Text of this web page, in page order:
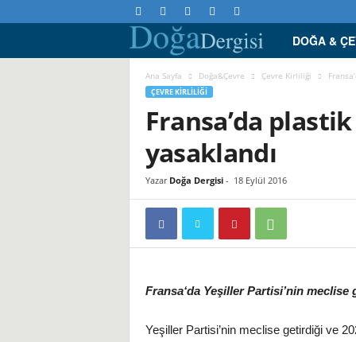
o
ğ
D
r
g
DOĞA &
Ana Sayfa Doğa&Çevre Çevre Kirliliği
ÇEVRE KIRLILIĞI
Fransa’da
yasaklandı
Yazar Doğa Dergisi- 18 Eylül 2016
Fransa‘da Yeşiller Partisi’nin meclise
Yeşiller Partisi’nin meclise getirdiği ve